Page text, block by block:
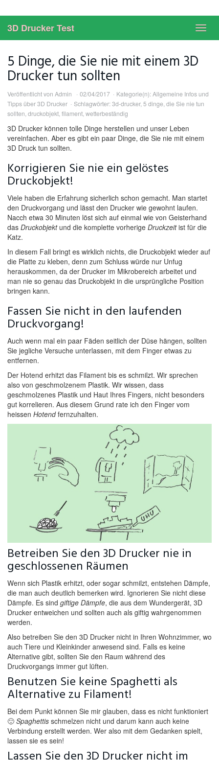
3D Drucker Test
5 Dinge, die Sie nie mit einem 3D
Drucker tun sollten
Veröffentlicht von Admin 02/04/2017 Kategorie(n):Allgemeine Infos und
Tipps über 3D Drucker
Schlagwörter:3d-drucker, 5 dinge, die Sie nie tun
sollten, druckobjekt, filament, wetterbeständig
3D Drucker können tolle Dinge herstellen und unser Leben
vereinfachen. Aber es gibt ein paar Dinge, die Sie nie mit einem
3D Druck tun sollten.
Korrigieren Sie nie ein gelöstes
Druckobjekt!
Viele haben die Erfahrung sicherlich schon gemacht. Man startet
den Druckvorgang und lässt den Drucker wie gewohnt laufen.
Nacch etwa 30 Minuten löst sich auf einmal wie von Geisterhand
das Druckobjektund die komplette vorherige Druckzeitist für die
Katz.
In diesem Fall bringt es wirklich nichts, die Druckobjekt wieder auf
die Platte zu kleben, denn zum Schluss würde nur Unfug
herauskommen, da der Drucker im Mikrobereich arbeitet und
man nie so genau das Druckobjekt in die ursprüngliche Position
bringen kann.
Fassen Sie nicht in den laufenden
Druckvorgang!
Auch wenn mal ein paar Fäden seitlich der Düse hängen, sollten
Sie jegliche Versuche unterlassen, mit dem Finger etwas zu
entfernen.
Der Hotend erhitzt das Filament bis es schmilzt. Wir sprechen
also von geschmolzenem Plastik. Wir wissen, dass
geschmolzenes Plastik und Haut Ihres Fingers, nicht besonders
gut korrelieren. Aus diesem Grund rate ich den Finger vom
heissen Hotendfernzuhalten.
Betreiben Sie den 3D Drucker nie in
geschlossenen Räumen
Wenn sich Plastik erhitzt, oder sogar schmilzt, entstehen Dämpfe,
die man auch deutlich bemerken wird. Ignorieren Sie nicht diese
Dämpfe. Es sind giftige Dämpfe, die aus dem Wundergerät, 3D
Drucker entweichen und sollten auch als giftig wahrgenommen
werden.
Also betreiben Sie den 3D Drucker nicht in Ihren Wohnzimmer, wo
auch Tiere und Kleinkinder anwesend sind. Falls es keine
Alternative gibt, sollten Sie den Raum während des
Druckvorgangs immer gut lüften.
Benutzen Sie keine Spaghetti als
Alternative zu Filament!
Bei dem Punkt können Sie mir glauben, dass es nicht funktioniert
🙂 Spaghettis schmelzen nicht und darum kann auch keine
Verbindung erstellt werden. Wer also mit dem Gedanken spielt,
lassen sie es sein!
Lassen Sie den 3D Drucker nicht im